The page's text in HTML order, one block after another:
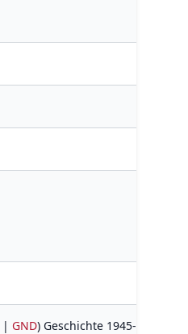
| GND) Geschichte 1945-1961